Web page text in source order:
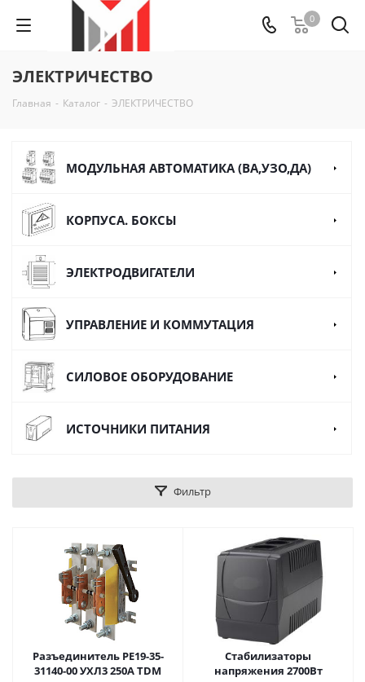
0
ЭЛЕКТРИЧЕСТВО
Главная - Каталог - ЭЛЕКТРИЧЕСТВО
МОДУЛЬНАЯ АВТОМАТИКА (ВА,УЗО,ДА)
КОРПУСА. БОКСЫ
ЭЛЕКТРОДВИГАТЕЛИ
УПРАВЛЕНИЕ И КОММУТАЦИЯ
СИЛОВОЕ ОБОРУДОВАНИЕ
ИСТОЧНИКИ ПИТАНИЯ
Фильтр
Разъединитель РЕ19-35-
31140-00 УХЛ3 250A TDM
Стабилизаторы
напряжения 2700Вт